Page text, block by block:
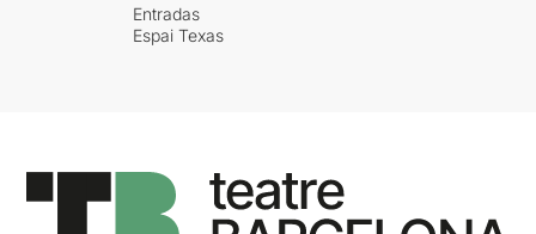
Entradas
Espai Texas